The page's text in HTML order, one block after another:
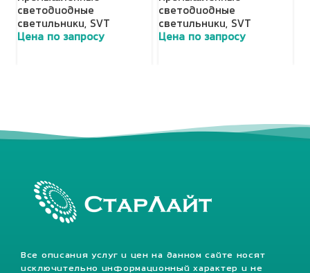
светодиодные
светильники, SVT
Цена по запросу
светодиодные
светильники, SVT
Цена по запросу
Все описания услуг и цен на данном сайте носят
исключительно информационный характер и не